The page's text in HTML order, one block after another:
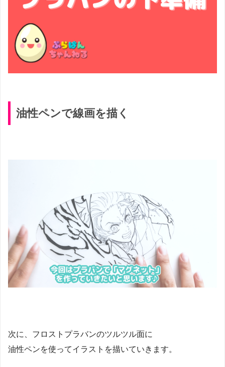
油性ペンで線画を描く
次に、フロストプラバンのツルツル面に
油性ペンを使ってイラストを描いていきます。